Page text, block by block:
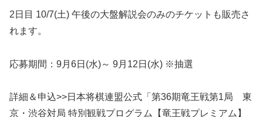
2日目 10/7(土) 午後の大盤解説会のみのチケットも販売さ
れます。
応募期間：9月6日(水)～ 9月12日(水) ※抽選
詳細＆申込>>日本将棋連盟公式「第36期竜王戦第1局 東
京・渋谷対局 特別観戦プログラム【竜王戦プレミアム】